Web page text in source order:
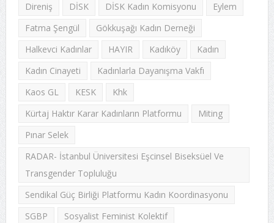
Direniş
DİSK DİSK Kadın Komisyonu
Eylem
Fatma Şengül
Gökkuşağı Kadın Derneği
Halkevci Kadınlar
HAYIR Kadıköy
Kadın
Kadın Cinayeti
Kadınlarla Dayanışma Vakfı
Kaos GL
KESK
Khk
Kürtaj Haktır Karar Kadınların Platformu
Miting
Pınar Selek
RADAR- İstanbul Üniversitesi Eşcinsel Biseksüel Ve
Transgender Topluluğu
Sendikal Güç Birliği Platformu Kadın Koordinasyonu
SGBP
Sosyalist Feminist Kolektif